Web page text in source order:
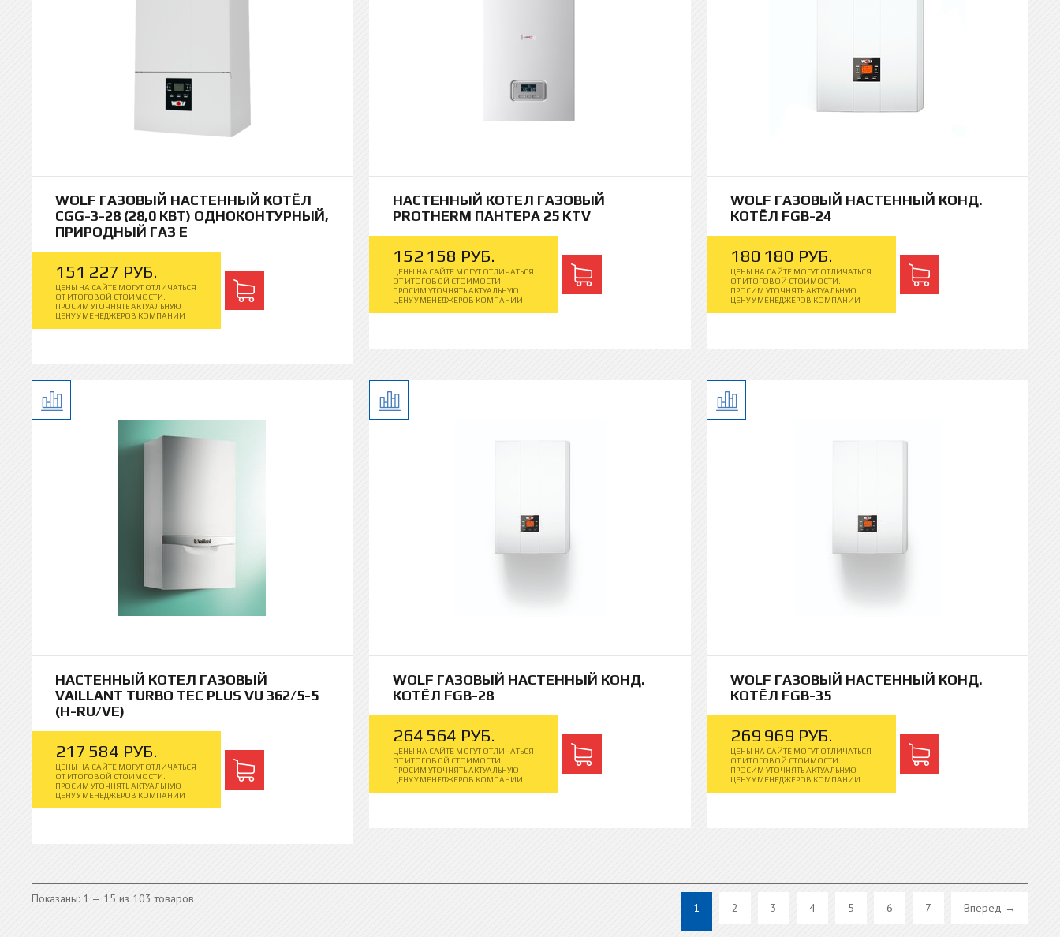
WOLF ГАЗОВЫЙ НАСТЕННЫЙ КОТЁЛ
CGG-3-28 (28,0 КВТ) ОДНОКОНТУРНЫЙ,
ПРИРОДНЫЙ ГАЗ E
151 227 РУБ.
ЦЕНЫ НА САЙТЕ МОГУТ ОТЛИЧАТЬСЯ
ОТ ИТОГОВОЙ СТОИМОСТИ.
ПРОСИМ УТОЧНЯТЬ АКТУАЛЬНУЮ
ЦЕНУ У МЕНЕДЖЕРОВ КОМПАНИИ
НАСТЕННЫЙ КОТЕЛ ГАЗОВЫЙ
PROTHERM ПАНТЕРА 25 KTV
152 158 РУБ.
ЦЕНЫ НА САЙТЕ МОГУТ ОТЛИЧАТЬСЯ
ОТ ИТОГОВОЙ СТОИМОСТИ.
ПРОСИМ УТОЧНЯТЬ АКТУАЛЬНУЮ
ЦЕНУ У МЕНЕДЖЕРОВ КОМПАНИИ
WOLF ГАЗОВЫЙ НАСТЕННЫЙ КОНД.
КОТЁЛ FGB-24
180 180 РУБ.
ЦЕНЫ НА САЙТЕ МОГУТ ОТЛИЧАТЬСЯ
ОТ ИТОГОВОЙ СТОИМОСТИ.
ПРОСИМ УТОЧНЯТЬ АКТУАЛЬНУЮ
ЦЕНУ У МЕНЕДЖЕРОВ КОМПАНИИ
НАСТЕННЫЙ КОТЕЛ ГАЗОВЫЙ
VAILLANT TURBO TEC PLUS VU 362/5-5
(H-RU/VE)
217 584 РУБ.
ЦЕНЫ НА САЙТЕ МОГУТ ОТЛИЧАТЬСЯ
ОТ ИТОГОВОЙ СТОИМОСТИ.
ПРОСИМ УТОЧНЯТЬ АКТУАЛЬНУЮ
ЦЕНУ У МЕНЕДЖЕРОВ КОМПАНИИ
WOLF ГАЗОВЫЙ НАСТЕННЫЙ КОНД.
КОТЁЛ FGB-28
264564 РУБ.
ЦЕНЫ НА САЙТЕ МОГУТ ОТЛИЧАТЬСЯ
ОТ ИТОГОВОЙ СТОИМОСТИ.
ПРОСИМ УТОЧНЯТЬ АКТУАЛЬНУЮ
ЦЕНУ У МЕНЕДЖЕРОВ КОМПАНИИ
WOLF ГАЗОВЫЙ НАСТЕННЫЙ КОНД.
КОТЁЛ FGB-35
269 969 РУБ.
ЦЕНЫ НА САЙТЕ МОГУТ ОТЛИЧАТЬСЯ
ОТ ИТОГОВОЙ СТОИМОСТИ.
ПРОСИМ УТОЧНЯТЬ АКТУАЛЬНУЮ
ЦЕНУ У МЕНЕДЖЕРОВ КОМПАНИИ
Показаны: 1 — 15 из 103 товаров
1 2 3 4 5 6 7 Вперед →